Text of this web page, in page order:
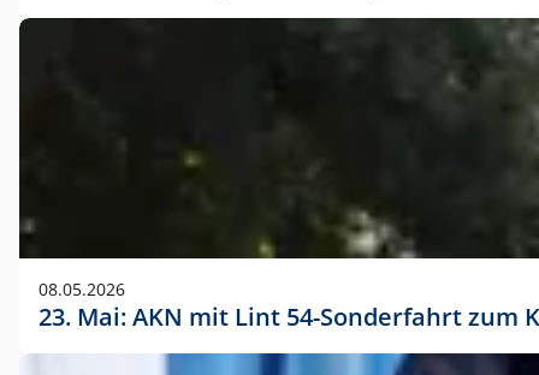
08.05.2026
23. Mai: AKN mit Lint 54-Sonderfahrt